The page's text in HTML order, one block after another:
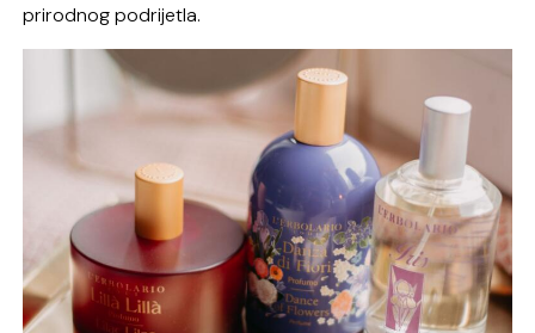
prirodnog podrijetla.